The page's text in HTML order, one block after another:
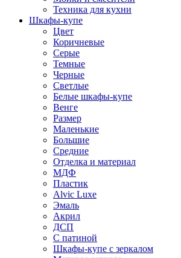
Техника для кухни
Шкафы-купе
Цвет
Коричневые
Серые
Темные
Черные
Светлые
Белые шкафы-купе
Венге
Размер
Маленькие
Большие
Средние
Отделка и материал
МДФ
Пластик
Alvic Luxe
Эмаль
Акрил
ДСП
С патиной
Шкафы-купе с зеркалом